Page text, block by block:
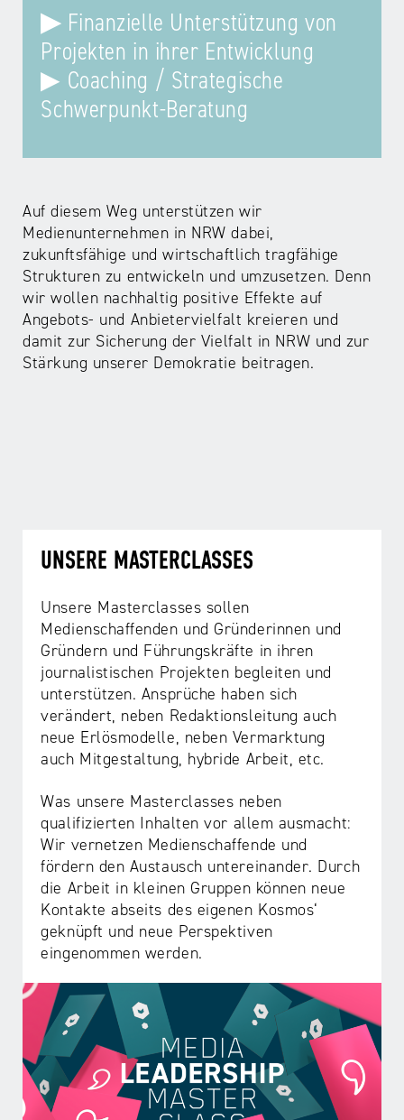
▶ Finanzielle Unterstützung von
Projekten in ihrer Entwicklung
▶ Coaching / Strategische
Schwerpunkt-Beratung
Auf diesem Weg unterstützen wir
Medienunternehmen in NRW dabei,
zukunftsfähige und wirtschaftlich tragfähige
Strukturen zu entwickeln und umzusetzen. Denn
wir wollen nachhaltig positive Effekte auf
Angebots- und Anbietervielfalt kreieren und
damit zur Sicherung der Vielfalt in NRW und zur
Stärkung unserer Demokratie beitragen.
UNSERE MASTERCLASSES
Unsere Masterclasses sollen
Medienschaffenden und Gründerinnen und
Gründern und Führungskräfte in ihren
journalistischen Projekten begleiten und
unterstützen. Ansprüche haben sich
verändert, neben Redaktionsleitung auch
neue Erlösmodelle, neben Vermarktung
auch Mitgestaltung, hybride Arbeit, etc.
Was unsere Masterclasses neben
qualifizierten Inhalten vor allem ausmacht:
Wir vernetzen Medienschaffende und
fördern den Austausch untereinander. Durch
die Arbeit in kleinen Gruppen können neue
Kontakte abseits des eigenen Kosmos‘
geknüpft und neue Perspektiven
eingenommen werden.